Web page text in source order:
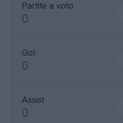
Partite a voto
0
Gol
0
Assist
0